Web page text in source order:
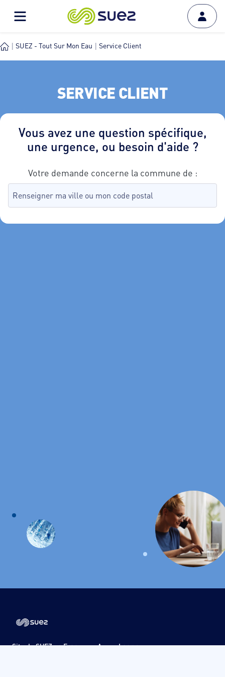
SUEZ - Tout Sur Mon Eau Service Client
SERVICE CLIENT
Vous avez une question spécifique,
une urgence, ou besoin d'aide ?
Votre demande concerne la commune de :
Site de SUEZ en France Acceo Langues